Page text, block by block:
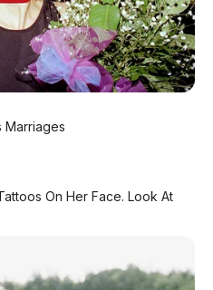
Marriages
On Her Face. Look At